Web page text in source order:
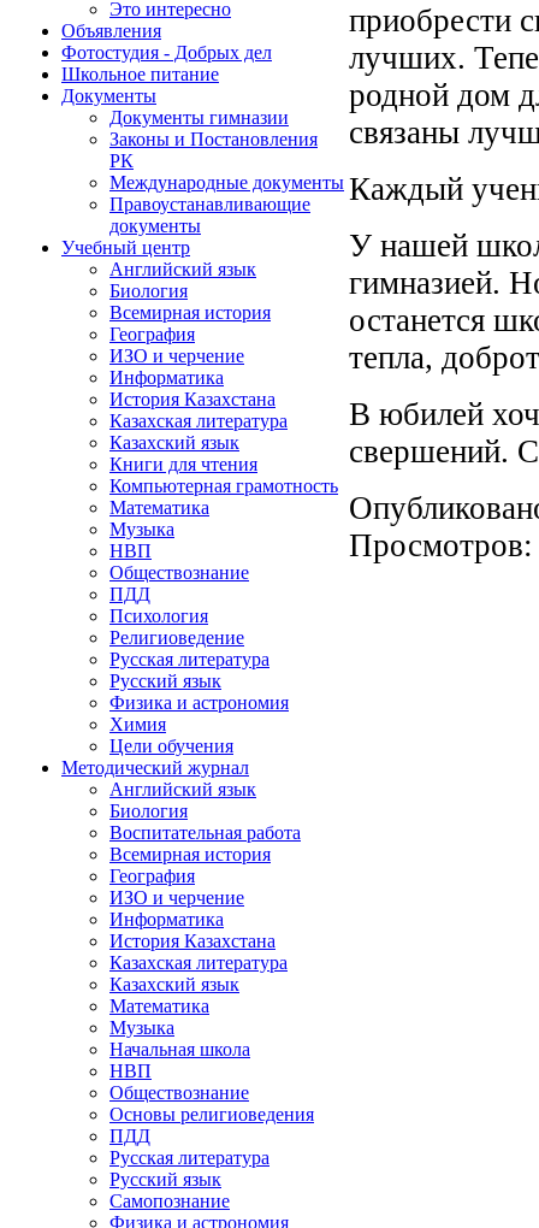
Это интересно
Объявления
Фотостудия - Добрых дел
Школьное питание
Документы
Документы гимназии
Законы и Постановления
РК
Международные документы
Правоустанавливающие
документы
Учебный центр
Английский язык
Биология
Всемирная история
География
ИЗО и черчение
Информатика
История Казахстана
Казахская литература
Казахский язык
Книги для чтения
Компьютерная грамотность
Математика
Музыка
НВП
Обществознание
ПДД
Психология
Религиоведение
Русская литература
Русский язык
Физика и астрономия
Химия
Цели обучения
Методический журнал
Английский язык
Биология
Воспитательная работа
Всемирная история
География
ИЗО и черчение
Информатика
История Казахстана
Казахская литература
Казахский язык
Математика
Музыка
Начальная школа
НВП
Обществознание
Основы религиоведения
ПДД
Русская литература
Русский язык
Самопознание
Физика и астрономия
приобрести
лучших.
родной дом
связаны
Каждый
У нашей
гимназией.
останется
тепла,
В юбилей
свершений.